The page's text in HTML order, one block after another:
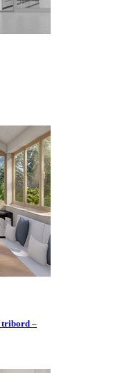
tribord –